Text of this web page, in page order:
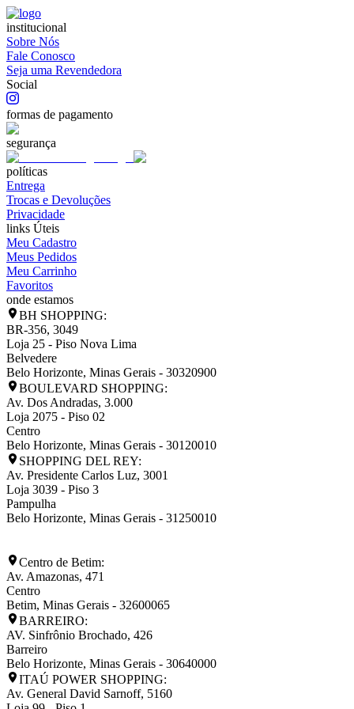
institucional
Sobre Nós
Fale Conosco
Seja uma Revendedora
Social
formas de pagamento
segurança
políticas
Entrega
Trocas e Devoluções
Privacidade
links Úteis
Meu Cadastro
Meus Pedidos
Meu Carrinho
Favoritos
onde estamos
BH SHOPPING:
BR-356, 3049
Loja 25 - Piso Nova Lima
Belvedere
Belo Horizonte, Minas Gerais - 30320900
BOULEVARD SHOPPING:
Av. Dos Andradas, 3.000
Loja 2075 - Piso 02
Centro
Belo Horizonte, Minas Gerais - 30120010
SHOPPING DEL REY:
Av. Presidente Carlos Luz, 3001
Loja 3039 - Piso 3
Pampulha
Belo Horizonte, Minas Gerais - 31250010
Centro de Betim:
Av. Amazonas, 471
Centro
Betim, Minas Gerais - 32600065
BARREIRO:
AV. Sinfrônio Brochado, 426
Barreiro
Belo Horizonte, Minas Gerais - 30640000
ITAÚ POWER SHOPPING:
Av. General David Sarnoff, 5160